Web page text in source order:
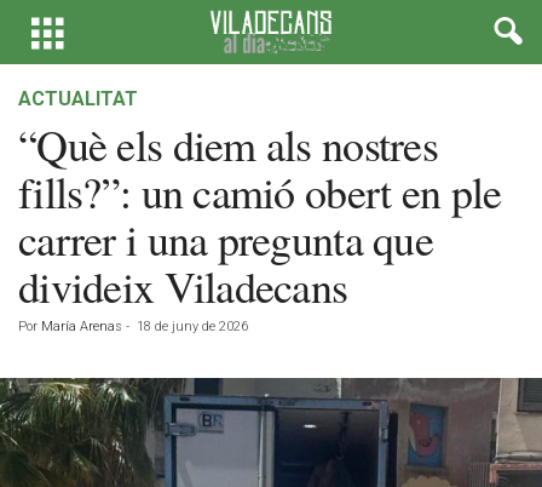
ACTUALITAT
“Què els diem als nostres
fills?”: un camió obert en ple
carrer i una pregunta que
divideix Viladecans
Por María Arenas - 18 de juny de 2026